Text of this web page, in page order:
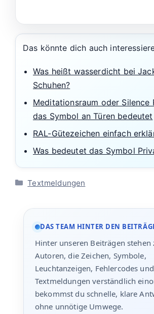
Das könnte dich auch
Was heißt wasserdicht bei
Schuhen?
Meditationsraum oder Silence
das Symbol an Türen bedeutet
RAL-Gütezeichen einfach
Was bedeutet das Symbol
Kategorien
Textmeldungen
DAS TEAM HINTER DEN
Hinter unseren Beiträgen stehen
Autoren, die Zeichen, Symbole,
Leuchtanzeigen, Fehlercodes und
Textmeldungen verständlich
bekommst du schnelle, klare
ohne unnötige Umwege.